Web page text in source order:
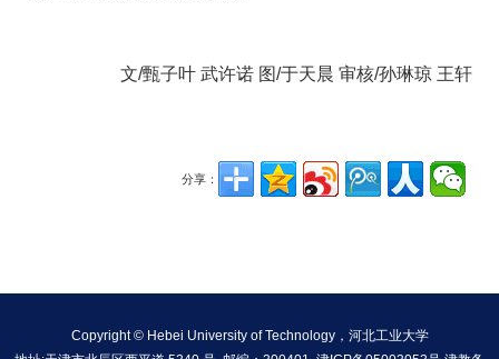
文/甄子叶 武许诺 图/于天晨 审核/孙琳琼 王轩
分享：
Copyright © Hebei University of Technology，河北工业大学